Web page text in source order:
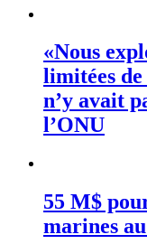
«Nous
limitées de
n’y avait
l’ONU
55 M$
marines